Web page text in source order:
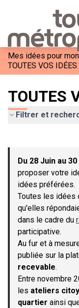
Mes idées pour
TOUTES VOS IDÉES
TOUTES
Filtrer et
−
Du 28 Juin au
proposer votre
idées préférées.
Toutes les idées
qu'elles
dans le cadre du
participative.
Au fur et à
publiée sur la
recevable.
Entre novembre
les ateliers
quartier ainsi